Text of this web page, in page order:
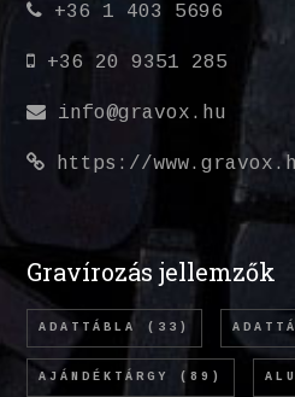
+36 1 403 5696
+36 20 9351 285
info@gravox.hu
https://
Gravírozás jellemzők
ADATTÁBLA (33)
AJÁNDÉKTÁRGY (89)